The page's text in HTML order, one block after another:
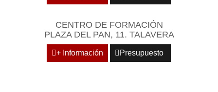
CENTRO DE FORMACIÓN
PLAZA DEL PAN, 11. TALAVERA
+ Información Presupuesto